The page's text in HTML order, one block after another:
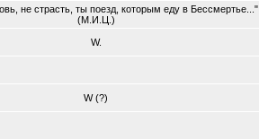
не страсть, ты поезд, которым еду в Бессмертье..."
(М.И.Ц.)
W.
W (?)